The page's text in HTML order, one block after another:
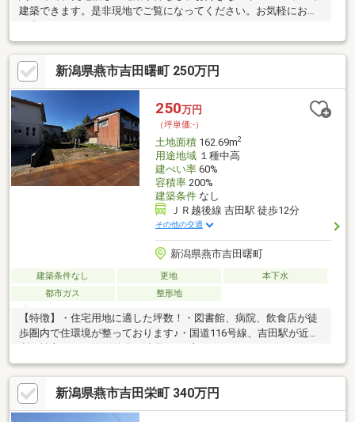
建築できます。是非現地でご覧になってください。お気軽にお問
新潟県燕市吉田曙町 250万円
250万円
（坪単価:-）
土地面積162.69m2
用途地域１種中高
建ぺい率60%
容積率200%
建築条件なし
ＪＲ越後線 吉田駅 徒歩12分
その他の交通
新潟県燕市吉田曙町
建築条件なし 更地
本下水
都市ガス
整形地
【特徴】・住宅用地に適した坪数！・図書館、病院、飲食店が徒
歩圏内で住環境が整っております♪・国道116号線、吉田駅が近く
新潟県燕市吉田栄町 340万円